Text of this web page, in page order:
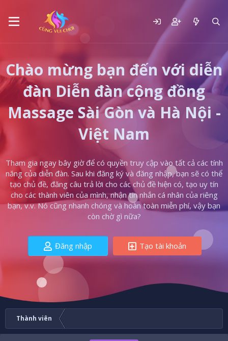
Chào mừng bạn đến với diễn
đàn Diễn đàn cộng đồng
Massage Sài Gòn và Hà Nội -
Việt Nam
Tham gia ngay bây giờ để có quyền truy cập vào tất cả các tính
năng của diễn đàn. Sau khi đăng ký và đăng nhập, bạn sẽ có thể
tạo chủ đề, đăng câu trả lời cho các chủ đề hiện có, tạo uy tín
cho các thành viên của mình, nhận tin nhắn cá nhân của riêng
bạn, v.v. Nó cũng nhanh chóng và hoàn toàn miễn phí, vậy bạn
còn chờ gì nữa?
Đăng nhập Tạo tài khoản
Thành viên